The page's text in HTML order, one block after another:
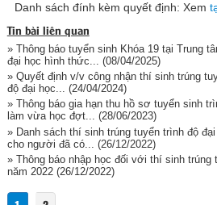
Danh sách đính kèm quyết định: Xem
Tin bài liên quan
» Thông báo tuyển sinh Khóa 19 tại Trung
đại học hình thức...
(08/04/2025)
» Quyết định v/v công nhận thí sinh trúng
độ đại học... (24/04/2024)
» Thông báo gia hạn thu hồ sơ tuyển sinh
làm vừa học đợt... (28/06/2023)
» Danh sách thí sinh trúng tuyển trình độ
cho người đã có...
(26/12/2022)
» Thông báo nhập học đối với thí sinh
năm 2022(26/12/2022)